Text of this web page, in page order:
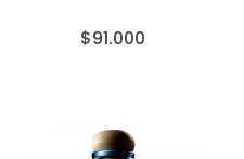
$91.000